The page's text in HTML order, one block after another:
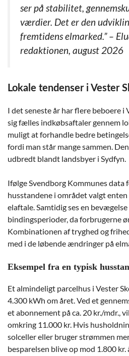
ser på stabilitet,
værdier. Det er den
fremtidens elmarked.” –
redaktionen, august 2026
Lokale tendenser i Vester
I det seneste år har flere beboere
sig fælles indkøbsaftaler gennem
muligt at forhandle bedre
fordi man står mange sammen.
udbredt blandt landsbyer i Sydfyn.
Ifølge Svendborg Kommunes data
husstandene i området valgt
elaftale. Samtidig ses en
bindingsperioder, da forbrugerne
Kombinationen af tryghed og
med i de løbende ændringer på
Eksempel fra en typisk
Et almindeligt parcelhus i Vester
4.300 kWh om året. Ved et
et abonnement på ca. 20 kr./mdr.,
omkring 11.000 kr. Hvis
solceller eller bruger strømmen
besparelsen blive op mod 1.800 kr.